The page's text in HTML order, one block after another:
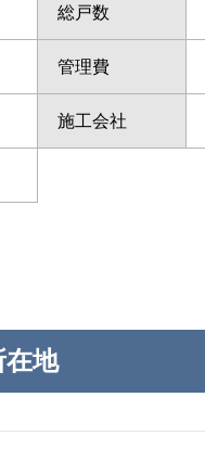
総戸数
管理費
施工会社
地